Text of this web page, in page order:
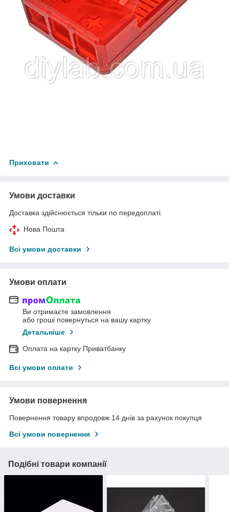
Приховати
Умови доставки
Доставка здійснюється тільки по передоплаті.
Нова Пошта
Всі умови доставки
Умови оплати
Ви отримаєте замовлення
або гроші повернуться на вашу картку
Детальніше
Оплата на картку Приватбанку
Всі умови оплати
Умови повернення
Повернення товару впродовж 14 днів за рахунок покупця
Всі умови повернення
Подібні товари компанії